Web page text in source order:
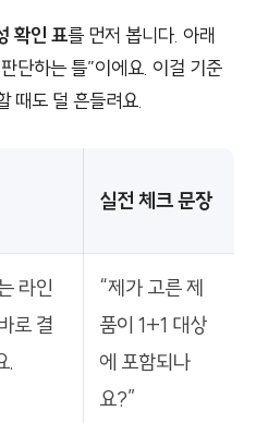
확인 표를 먼저 봅니다. 아래
단하는 틀”이에요. 이걸 기준
때도 덜 흔들려요.
실전 체크 문장
라인
로 결
.
“제가 고른 제
품이 1+1 대상
에 포함되나
요?”